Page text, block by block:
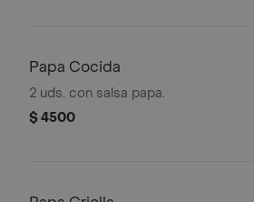
Papa Cocida
2 uds. con salsa papa.
$ 4500